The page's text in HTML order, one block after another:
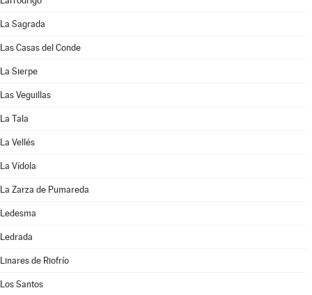
La Sagrada
Las Casas del Conde
La Sierpe
Las Veguillas
La Tala
La Vellés
La Vídola
La Zarza de Pumareda
Ledesma
Ledrada
Linares de Riofrío
Los Santos